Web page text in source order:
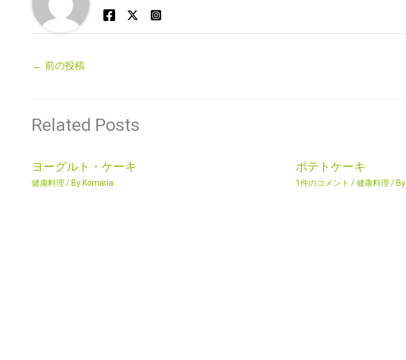
← 前の投稿
Related Posts
ヨーグルト・ケーキ
健康料理 / By Komaria
ポテトケーキ
1件のコメント /健康料理 / By